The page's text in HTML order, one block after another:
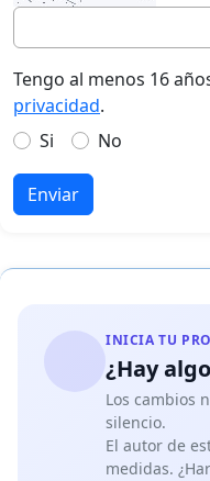
Tengo al menos 16
privacidad.
Si
No
Enviar
INICIA TU
¿Hay
Los cambios
silencio.
El autor de
medidas.